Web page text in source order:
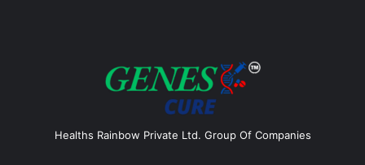
Healths Rainbow Private Ltd. Group Of Companies